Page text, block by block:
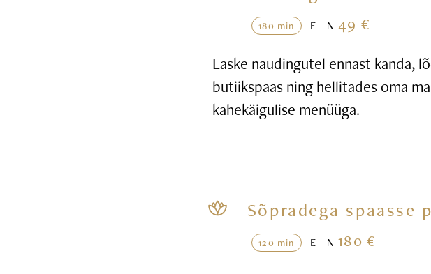
180 min E—N49 €
Laske naudingutel ennast kanda,
butiikspaas ning hellitades oma
kahekäigulise menüüga.
Sõpradega spaasse
120 min E—N180 €